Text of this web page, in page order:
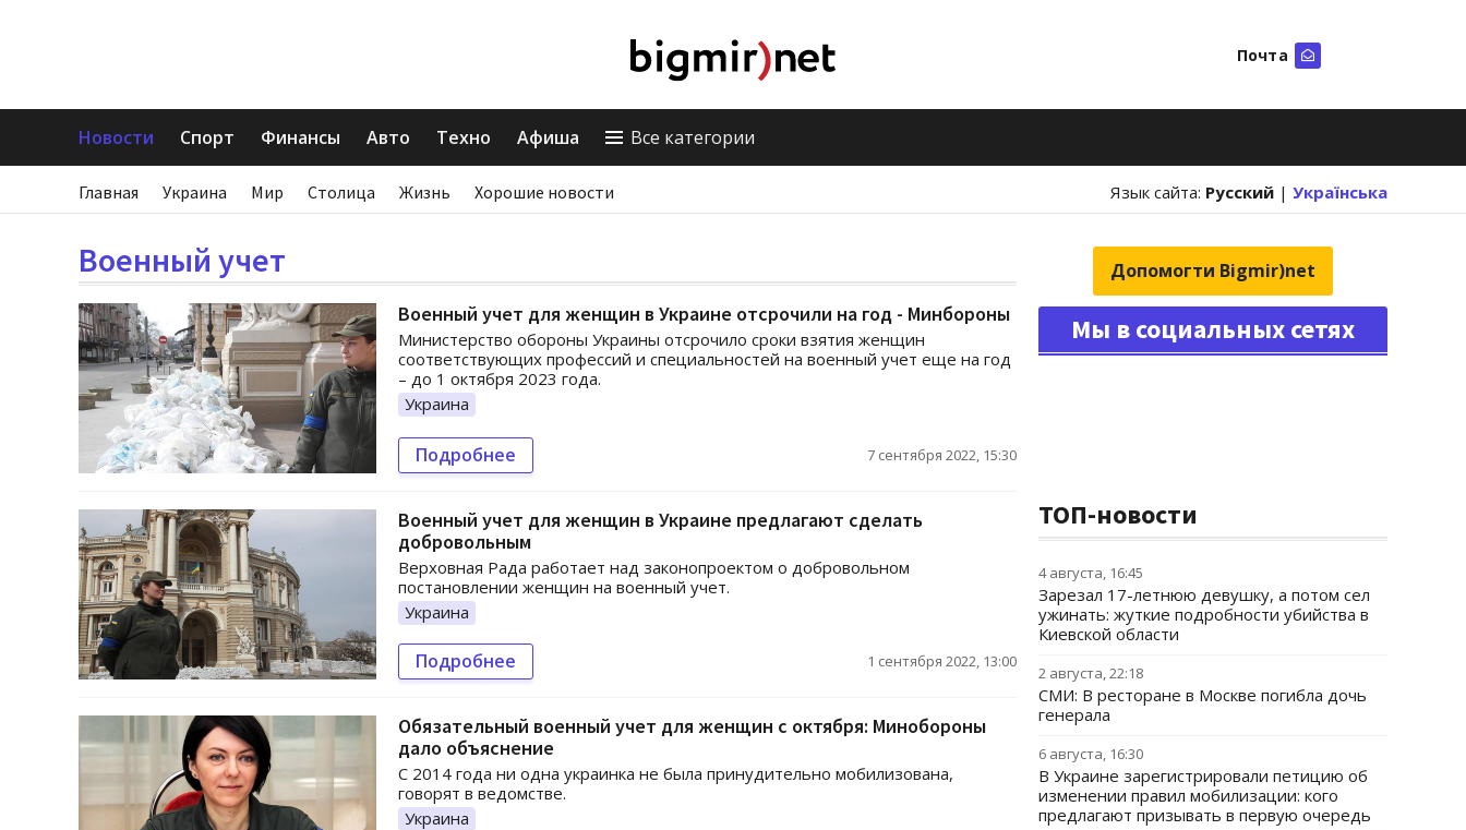
Почта
Новости Спорт Финансы Авто Техно Афиша Все категории
Главная Украина Мир Столица Жизнь Хорошие новости Язык сайта: Русский | Українська
Военный учет
Военный учет для женщин в Украине отсрочили на год - Минбороны
Министерство обороны Украины отсрочило сроки взятия женщин
соответствующих профессий и специальностей на военный учет еще на год
– до 1 октября 2023 года.
Украина
Подробнее 7 сентября 2022, 15:30
Военный учет для женщин в Украине предлагают сделать
добровольным
Верховная Рада работает над законопроектом о добровольном
постановлении женщин на военный учет.
Украина
Подробнее 1 сентября 2022, 13:00
Обязательный военный учет для женщин с октября: Минобороны
дало объяснение
С 2014 года ни одна украинка не была принудительно мобилизована,
говорят в ведомстве.
Украина
Допомогти Bigmir)net
Мы в социальных сетях
ТОП-новости
4 августа, 16:45
Зарезал 17-летнюю девушку, а потом сел
ужинать: жуткие подробности убийства в
Киевской области
2 августа, 22:18
СМИ: В ресторане в Москве погибла дочь
генерала
6 августа, 16:30
В Украине зарегистрировали петицию об
изменении правил мобилизации: кого
предлагают призывать в первую очередь